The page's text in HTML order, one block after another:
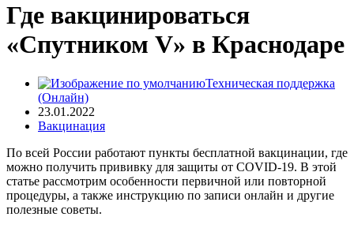
Где вакцинироваться
«Спутником V» в Краснодаре
Техническая поддержка
(Онлайн)
23.01.2022
Вакцинация
По всей России работают пункты бесплатной вакцинации, где
можно получить прививку для защиты от COVID-19. В этой
статье рассмотрим особенности первичной или повторной
процедуры, а также инструкцию по записи онлайн и другие
полезные советы.